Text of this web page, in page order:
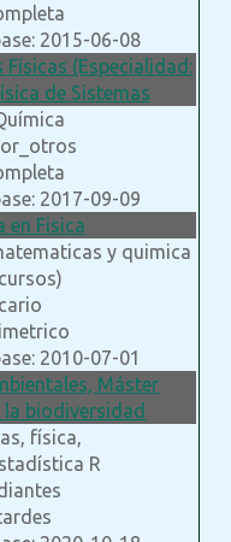
2015-06-08
Físicas (Especialidad:
de Sistemas
2017-09-09
en Fisica
y quimica
2010-07-01
Máster
biodiversidad
física,
R